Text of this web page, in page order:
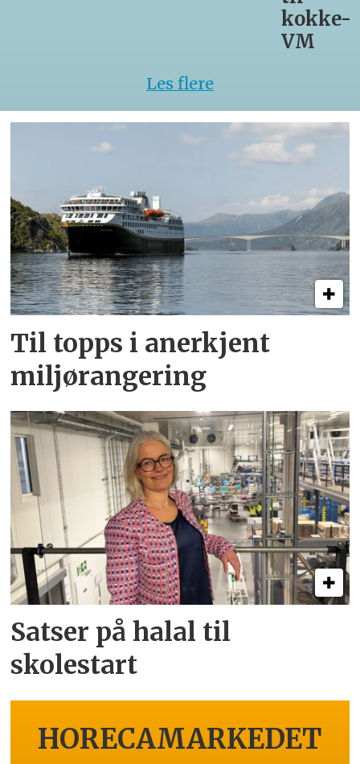
Les flere
Til topps i anerkjent
miljørangering
Satser på halal til
skolestart
HORECAMARKEDET